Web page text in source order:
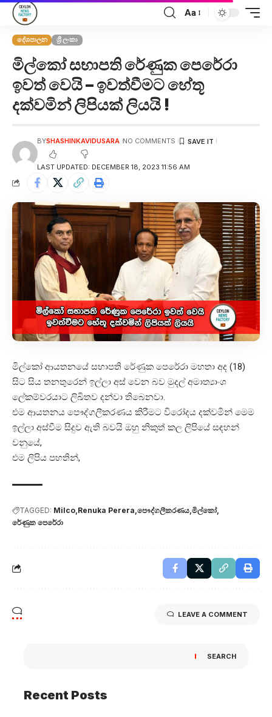
Aa
දේශපාලන ශ්‍රී ලංකා
මිල්කෝ සභාපති රේණුක පෙරේරා
ඉවත් වෙයි – ඉවත්වීමට හේතූ
දක්වමින් ලිපියක් ලියයි !
LAST UPDATED: DECEMBER 18, 2023 11:56 AM
BYSHASHINKAVIDUSARA NO COMMENTS
මිල්කෝ ආයතනයේ සභාපති රේණුක පෙරේරා මහතා අද (18)
සිට සිය තනතුරෙන් ඉල්ලා අස් වෙන බව මුදල් අමාත්‍යාංශ
ලේකම්වරයාට ලිඛිතව දන්වා තිබෙනවා.
එම ආයතනය පෞද්ගලීකරණය කිරීමට විරෝදය දක්වමින් මෙම
ඉල්ලා අස්වීම සිදුව ඇති බවයි ඔහු නිකුත් කල ලිපියේ සඳහන්
වනුයේ,
එම ලිපිය පහතින්,
TAGGED: Milco Renuka Perera පෞද්ගලීකරණය මිල්කෝ
රේණුක පෙරේරා
LEAVE A COMMENT
SEARCH
Recent Posts